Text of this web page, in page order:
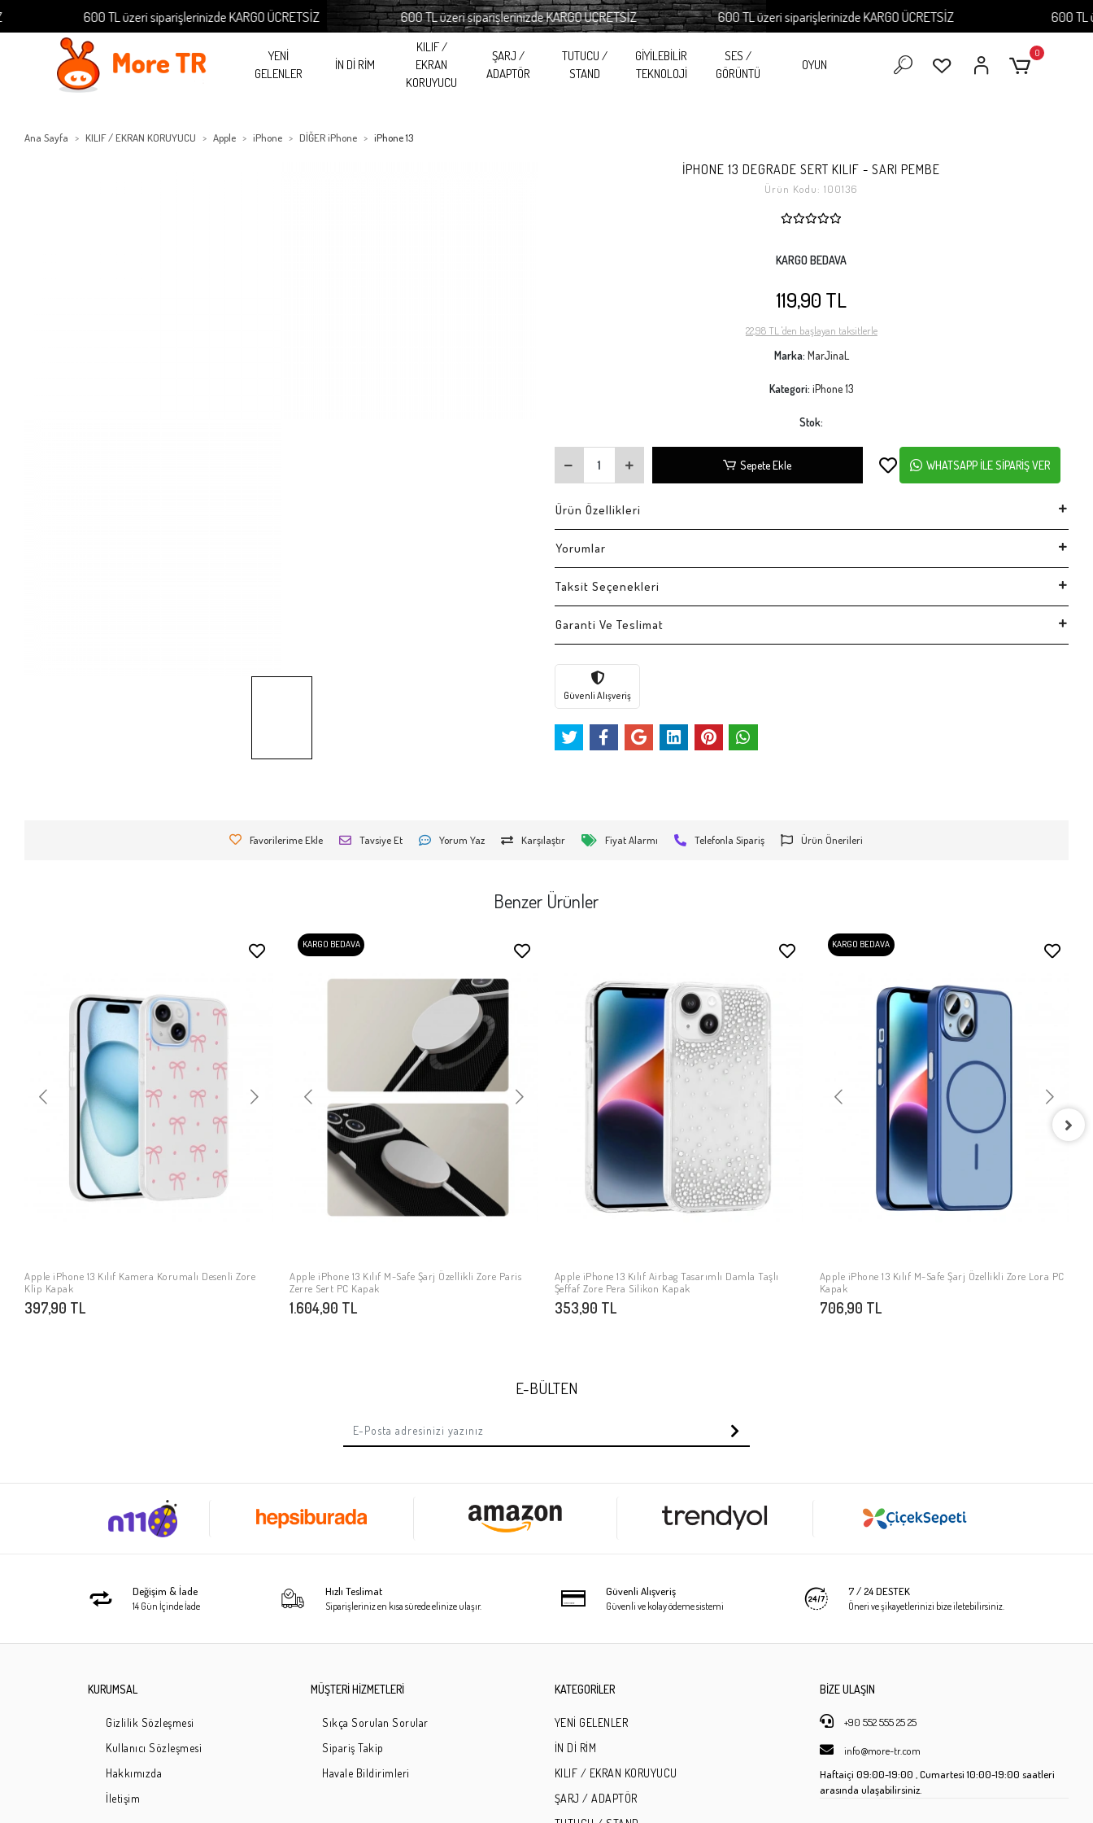
600 TL üzeri siparişlerinizde KARGO ÜCRETSİZ 600 TL üzeri siparişlerinizde KARGO ÜCRETSİZ 600 TL üzeri siparişlerinizde KARGO ÜCRETSİZ 600 TL
YENİ
GELENLER
İN Dİ RİM
KILIF /
EKRAN
KORUYUCU
ŞARJ /
ADAPTÖR
TUTUCU /
STAND
GİYİLEBİLİR
TEKNOLOJİ
SES /
GÖRÜNTÜ
OYUN
0
Ana Sayfa KILIF / EKRAN KORUYUCU Apple iPhone DİĞER iPhone iPhone 13
İPHONE 13 DEGRADE SERT KILIF - SARI PEMBE
Ürün Kodu:100136
KARGO BEDAVA
119,90 TL
22,98 TL 'den başlayan taksitlerle
Marka: MarJinaL
Kategori: iPhone 13
Stok:
Sepete Ekle WHATSAPP İLE SİPARİŞ VER
Ürün Özellikleri
Yorumlar
Taksit Seçenekleri
Garanti Ve Teslimat
Güvenli Alışveriş
Favorilerime Ekle Tavsiye Et Yorum Yaz Karşılaştır Fiyat Alarmı Telefonla Sipariş Ürün Önerileri
Benzer Ürünler
SEPETE EKLE
Apple iPhone 13 Kılıf Kamera Korumalı Desenli Zore
Klip Kapak
397,90 TL
KARGO BEDAVA
SEPETE EKLE
Apple iPhone 13 Kılıf M-Safe Şarj Özellikli Zore Paris
Zerre Sert PC Kapak
1.604,90 TL
SEPETE EKLE
Apple iPhone 13 Kılıf Airbag Tasarımlı Damla Taşlı
Şeffaf Zore Pera Silikon Kapak
353,90 TL
KARGO BEDAVA
SEPETE EKLE
Apple iPhone 13 Kılıf M-Safe Şarj Özellikli Zore Lora PC
Kapak
706,90 TL
E-BÜLTEN
Değişim & İade
14 Gün İçinde İade
Hızlı Teslimat
Siparişleriniz en kısa sürede elinize ulaşır.
Güvenli Alışveriş
Güvenli ve kolay ödeme sistemi
7 / 24 DESTEK
Öneri ve şikayetlerinizi bize iletebilirsiniz.
KURUMSAL
Gizlilik Sözleşmesi
Kullanıcı Sözleşmesi
Hakkımızda
İletişim
MÜŞTERİ HİZMETLERİ
Sıkça Sorulan Sorular
Sipariş Takip
Havale Bildirimleri
KATEGORİLER
YENİ GELENLER
İN Dİ RİM
KILIF / EKRAN KORUYUCU
ŞARJ / ADAPTÖR
BİZE ULAŞIN
+90 552 555 25 25
info@more-tr.com
Haftaiçi 09:00-19:00 , Cumartesi10:00-19:00 saatleri
arasında ulaşabilirsiniz.